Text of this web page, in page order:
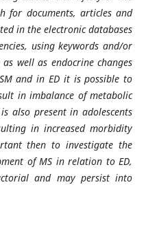
for documents, articles and
in the electronic databases
using keywords and/or
well as endocrine changes
and in ED it is possible to
in imbalance of metabolic
also present in adolescents
in increased morbidity
then to investigate the
of MS in relation to ED,
and may persist into